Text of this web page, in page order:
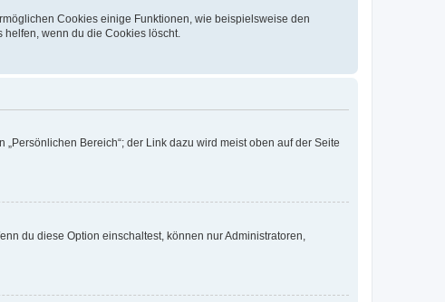
Cookies einige Funktionen, wie beispielsweise den
helfen, wenn du die Cookies löscht.
Bereich“; der Link dazu wird meist oben auf der Seite
du diese Option einschaltest, können nur Administratoren,